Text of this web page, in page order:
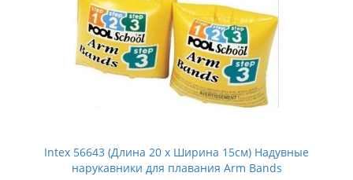
Intex 56643 (Длина 20 x Ширина 15см) Надувные
нарукавники для плавания Arm Bands